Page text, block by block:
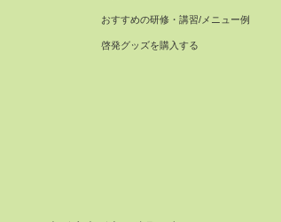
おすすめの研修・講習/メニュー例
啓発グッズを購入する